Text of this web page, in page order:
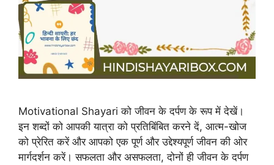
Motivational Shayari को जीवन के दर्पण के रूप में देखें।
इन शब्दों को आपकी यात्रा को प्रतिबिंबित करने दें, आत्म-खोज
को प्रेरित करें और आपको एक पूर्ण और उद्देश्यपूर्ण जीवन की ओर
मार्गदर्शन करें। सफलता और असफलता, दोनों ही जीवन के दर्पण